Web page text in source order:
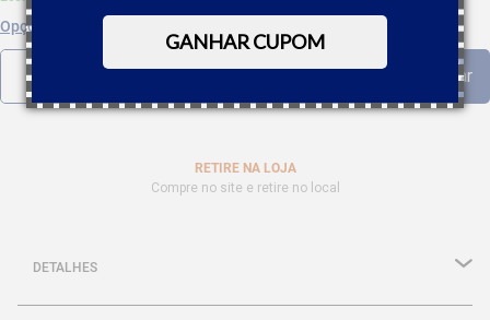
GANHAR CUPOM
Opções de parcelamento
RETIRE NA LOJA
Compre no site e retire no local
DETALHES